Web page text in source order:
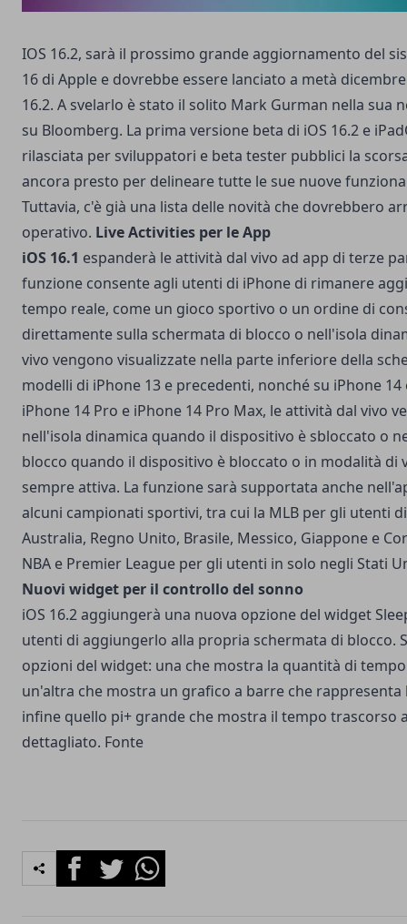
IOS 16.2, sarà il prossimo grande aggiornamento del
16 di Apple e dovrebbe essere lanciato a metà
16.2. A svelarlo è stato il solito Mark Gurman nella sua
su Bloomberg. La prima versione beta di iOS 16.2 e
rilasciata per sviluppatori e beta tester pubblici la
ancora presto per delineare tutte le sue nuove
Tuttavia, c'è già una lista delle novità che dovrebbero
operativo. Live Activities per le App
iOS 16.1 espanderà le attività dal vivo ad app di terze
funzione consente agli utenti di iPhone di rimanere
tempo reale, come un gioco sportivo o un ordine di
direttamente sulla schermata di blocco o nell'isola
vivo vengono visualizzate nella parte inferiore della
modelli di iPhone 13 e precedenti, nonché su iPhone 14
iPhone 14 Pro e iPhone 14 Pro Max, le attività dal vivo
nell'isola dinamica quando il dispositivo è sbloccato o
blocco quando il dispositivo è bloccato o in modalità di
sempre attiva. La funzione sarà supportata anche
alcuni campionati sportivi, tra cui la MLB per gli utenti
Australia, Regno Unito, Brasile, Messico, Giappone e
NBA e Premier League per gli utenti in solo negli Stati
Nuovi widget per il controllo del sonno
iOS 16.2 aggiungerà una nuova opzione del widget
utenti di aggiungerlo alla propria schermata di blocco.
opzioni del widget: una che mostra la quantità di
un'altra che mostra un grafico a barre che rappresenta
infine quello pi+ grande che mostra il tempo trascorso
dettagliato. Fonte
FacebookTwitterWhatsapp